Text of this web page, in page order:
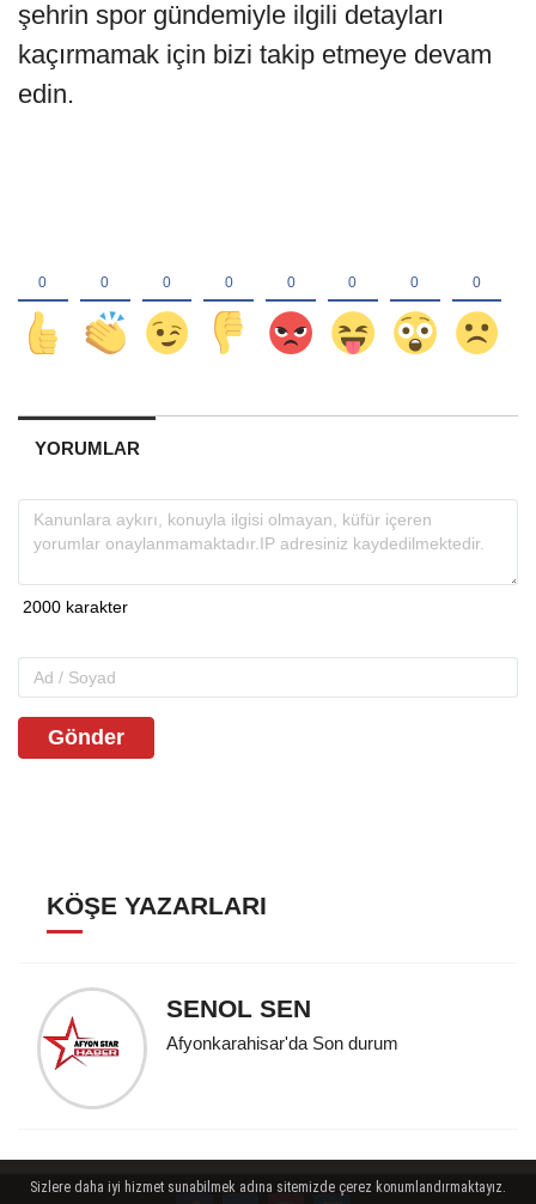
şehrin spor gündemiyle ilgili detayları
kaçırmamak için bizi takip etmeye devam
edin.
YORUMLAR
Gönder
KÖŞE YAZARLARI
SENOL SEN
Afyonkarahisar'da Son durum
Sizlere daha iyi hizmet sunabilmek adına sitemizde çerez konumlandırmaktayız.